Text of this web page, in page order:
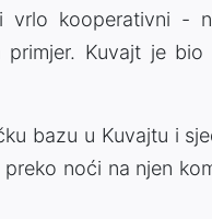
kooperativni -
Kuvajt je
bazu u Kuvajtu i
noći na njen